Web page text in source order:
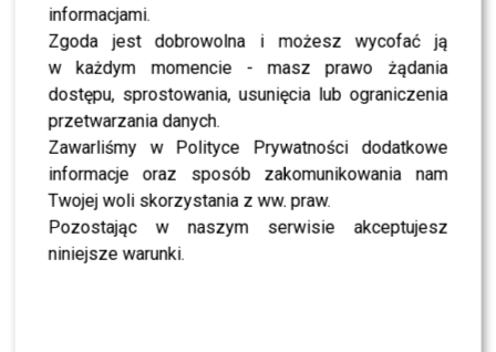
informacjami.
Zgoda jest dobrowolna i możesz wycofać ją
w każdym momencie - masz prawo żądania
dostępu, sprostowania, usunięcia lub ograniczenia
przetwarzania danych.
Zawarliśmy w Polityce Prywatności dodatkowe
informacje oraz sposób zakomunikowania nam
Twojej woli skorzystania z ww. praw.
Pozostając w naszym serwisie akceptujesz
niniejsze warunki.
Film„Bo we mnie jest seks”
opowiada o ważnym
fragmencie życiaKaliny, o której śmiało można
powiedzieć, że jest największą ikoną polskiej popkultury.
Historia przedstawia blaski i cienie, wzloty i upadki jej
zawrotnej kariery. Na ekranie zobaczymy również inne
barwne postaci polskiej kultury:Kazimierza Kutza
(Borys Szyc), Tadeusza Konwickiego (Paweł
Tomaszewski)czy twórcówKabaretu Starszych
Panów – Jeremiego Przyborę (Rafał Rutkowski) i
Jerzego Wasowskiego (Dariusz Basiński).